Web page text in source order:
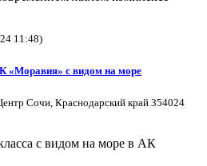
11:48)
«Моравия» с видом на море
Сочи, Краснодарский край 354024
с видом на море в АК